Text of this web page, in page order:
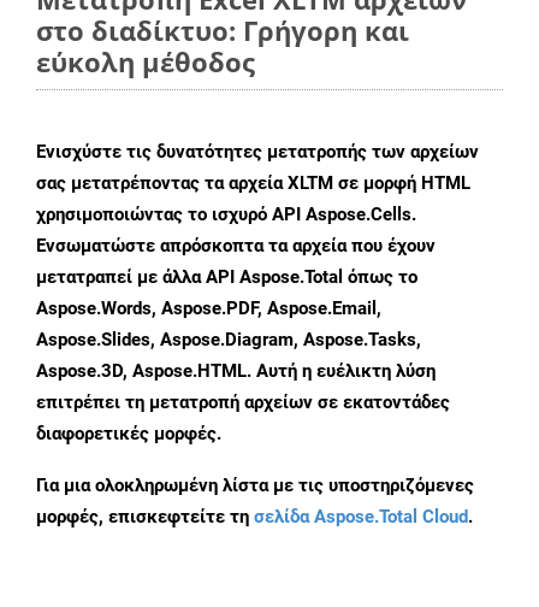
στο διαδίκτυο: Γρήγορη και
εύκολη μέθοδος
Ενισχύστε τις δυνατότητες μετατροπής των αρχείων
σας μετατρέποντας τα αρχεία XLTM σε μορφή HTML
χρησιμοποιώντας το ισχυρό API Aspose.Cells.
Ενσωματώστε απρόσκοπτα τα αρχεία που έχουν
μετατραπεί με άλλα API Aspose.Total όπως το
Aspose.Words, Aspose.PDF, Aspose.Email,
Aspose.Slides, Aspose.Diagram, Aspose.Tasks,
Aspose.3D, Aspose.HTML. Αυτή η ευέλικτη λύση
επιτρέπει τη μετατροπή αρχείων σε εκατοντάδες
διαφορετικές μορφές.
Για μια ολοκληρωμένη λίστα με τις υποστηριζόμενες
μορφές, επισκεφτείτε τη σελίδα Aspose.Total Cloud.